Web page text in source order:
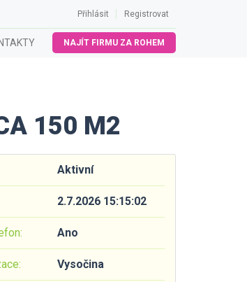
Přihlásit Registrovat
NAJÍT FIRMU ZA ROHEM
150 M2
Aktivní
2.7.2026 15:15:02
Ano
Vysočina